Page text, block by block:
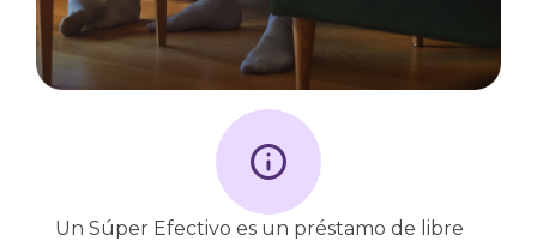
Un Súper Efectivo es un préstamo de libre